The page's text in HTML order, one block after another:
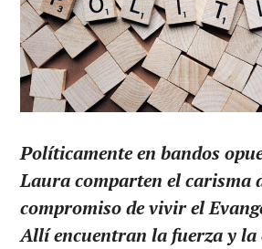
Políticamente en bandos
Laura comparten el carisma
compromiso de vivir el
Allí encuentran la fuerza y la